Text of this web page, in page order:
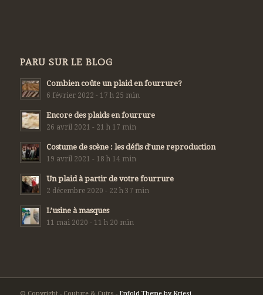
PARU SUR LE BLOG
Combien coûte un plaid en fourrure?
6 février 2022 - 17 h 25 min
Encore des plaids en fourrure
26 avril 2021 - 21 h 17 min
Costume de scène : les défis d’une reproduction
19 avril 2021 - 18 h 14 min
Un plaid à partir de votre fourrure
2 décembre 2020 - 22 h 37 min
L’usine à masques
11 mai 2020 - 11 h 20 min